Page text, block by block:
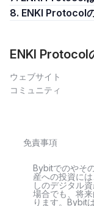
8. ENKI Protocol
ENKI Protocol
ウェブサイト
コミュニティ
免責事項
Bybitでのやそ
産への投資に
しのデジタル
場合でも、将
ります。Bybit